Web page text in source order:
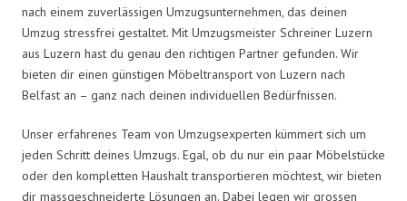
nach einem zuverlässigen Umzugsunternehmen, das deinen
Umzug stressfrei gestaltet. Mit Umzugsmeister Schreiner Luzern
aus Luzern hast du genau den richtigen Partner gefunden. Wir
bieten dir einen günstigen Möbeltransport von Luzern nach
Belfast an – ganz nach deinen individuellen Bedürfnissen.
Unser erfahrenes Team von Umzugsexperten kümmert sich um
jeden Schritt deines Umzugs. Egal, ob du nur ein paar Möbelstücke
oder den kompletten Haushalt transportieren möchtest, wir bieten
dir massgeschneiderte Lösungen an. Dabei legen wir grossen